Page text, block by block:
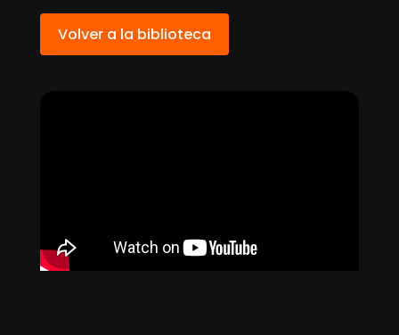
Volver a la biblioteca